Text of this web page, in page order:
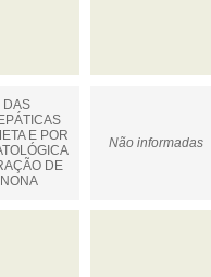
DAS
E POR
DE
Não informadas